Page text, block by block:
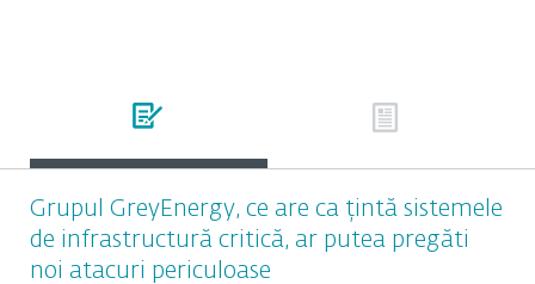
Grupul GreyEnergy, ce are ca țintă sistemele
de infrastructură critică, ar putea pregăti
noi atacuri periculoase